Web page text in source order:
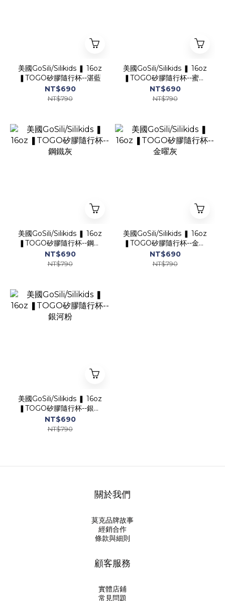
美國GoSili/Silikids ❚ 16oz
❚TOGO矽膠隨行杯--湛藍
NT$690
NT$790
美國GoSili/Silikids ❚ 16oz
❚TOGO矽膠隨行杯--蜜桃
粉
NT$690
NT$790
美國GoSili/Silikids ❚ 16oz
❚TOGO矽膠隨行杯--鋼鐵
灰
NT$690
NT$790
美國GoSili/Silikids ❚ 16oz
❚TOGO矽膠隨行杯--金曜
灰
NT$690
NT$790
美國GoSili/Silikids ❚ 16oz
❚TOGO矽膠隨行杯--銀河
粉
NT$690
NT$790
關於我們
莫克品牌故事
經銷合作
條款與細則
顧客服務
實體店鋪
常見問題